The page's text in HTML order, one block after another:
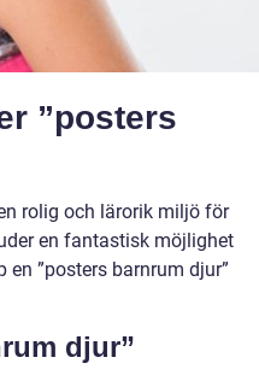
”posters
rolig och lärorik miljö för
en fantastisk möjlighet
”posters barnrum djur”
djur”